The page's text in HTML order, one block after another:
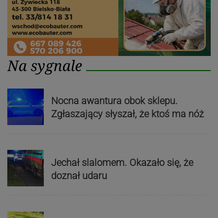
Na sygnale
Nocna awantura obok sklepu.
Zgłaszający słyszał, że ktoś ma nóż
Jechał slalomem. Okazało się, że
doznał udaru